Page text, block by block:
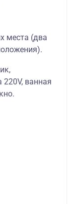
места (два
ванная